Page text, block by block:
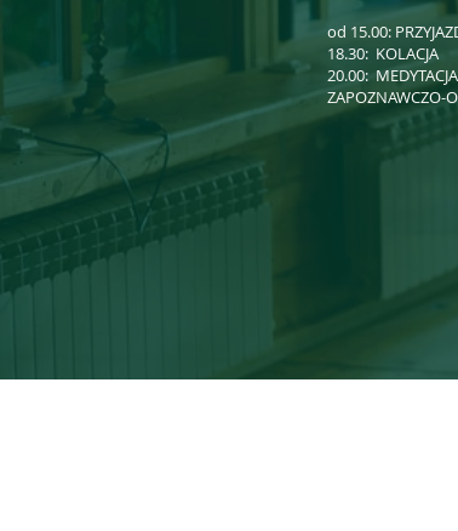
od 15.00:
18.30: KOLACJA
20.00:
ZAPOZNAWCZO-